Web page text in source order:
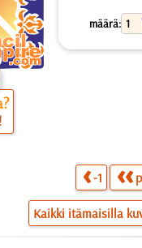
määrä:
-1
Kaikki itämaisilla